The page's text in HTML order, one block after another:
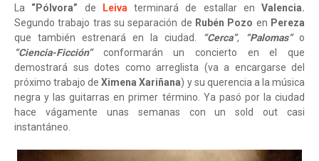
La “Pólvora” de Leivaterminará de estallar en Valencia.
Segundo trabajo tras su separación de Rubén Pozo en Pereza
que también estrenará en la ciudad.
“Cerca”, “Palomas”o
“Ciencia-Ficción” conformarán un concierto en el que
demostrará sus dotes como arreglista (va a encargarse del
próximo trabajo deXimena Xariñana) y su querencia a la música
negra y las guitarras en primer término. Ya pasó por la ciudad
hace vágamente unas semanas con un sold out casi
instantáneo.